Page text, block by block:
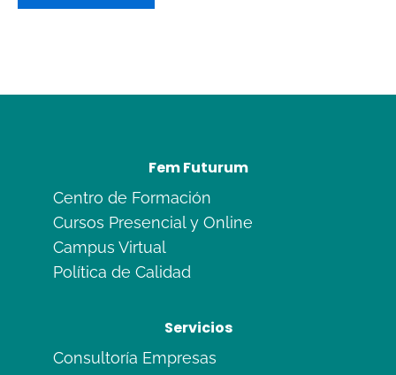
Fem Futurum
Centro de Formación
Cursos Presencial y Online
Campus Virtual
Política de Calidad
Servicios
Consultoría Empresas